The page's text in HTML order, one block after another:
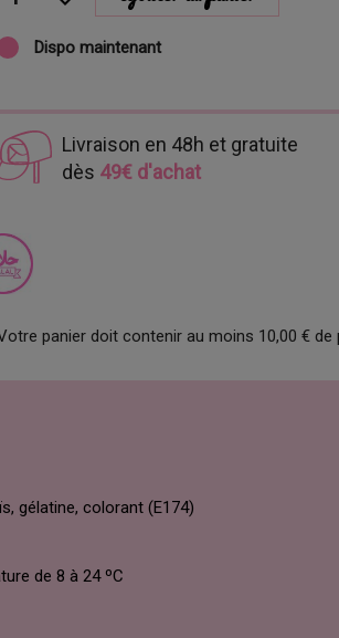
Dispo maintenant
Livraison en 48h et gratuite
dès 49€ d'achat
panier doit contenir au moins 10,00 €
gélatine, colorant (E174)
de 8 à 24 ºC